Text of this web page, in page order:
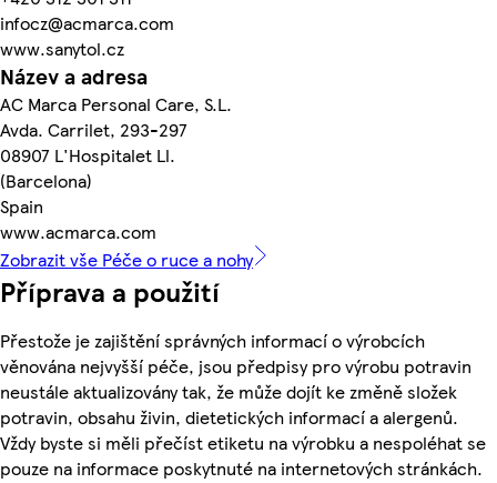
infocz@acmarca.com
www.sanytol.cz
Název a adresa
AC Marca Personal Care, S.L.
Avda. Carrilet, 293-297
08907 L'Hospitalet Ll.
(Barcelona)
Spain
www.acmarca.com
Zobrazit vše Péče o ruce a nohy
Příprava a použití
Přestože je zajištění správných informací o výrobcích
věnována nejvyšší péče, jsou předpisy pro výrobu potravin
neustále aktualizovány tak, že může dojít ke změně složek
potravin, obsahu živin, dietetických informací a alergenů.
Vždy byste si měli přečíst etiketu na výrobku a nespoléhat se
pouze na informace poskytnuté na internetových stránkách.